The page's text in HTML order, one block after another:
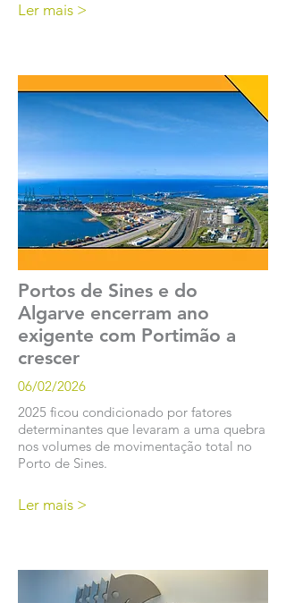
Ler mais >
Portos de Sines e do
Algarve encerram ano
exigente com Portimão a
crescer
06/02/2026
2025 ficou condicionado por fatores
determinantes que levaram a uma quebra
nos volumes de movimentação total no
Porto de Sines.
Ler mais >